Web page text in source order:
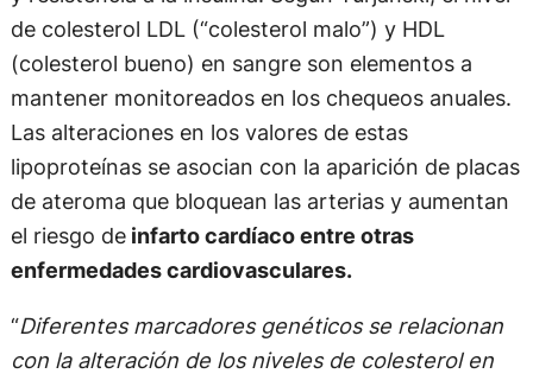
de colesterol LDL (“colesterol malo”) y HDL
(colesterol bueno) en sangre son elementos a
mantener monitoreados en los chequeos anuales.
Las alteraciones en los valores de estas
lipoproteínas se asocian con la aparición de placas
de ateroma que bloquean las arterias y aumentan
el riesgo deinfarto cardíaco entre otras
enfermedades cardiovasculares.
“Diferentes marcadores genéticos se relacionan
con la alteración de los niveles de colesterol en